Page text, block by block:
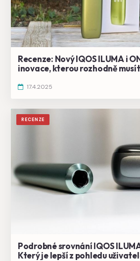
Recenze: Nový IQOS ILUMA i
inovace, kterou rozhodně
17.4.2025
RECENZE
Podrobné srovnání IQOS
Který je lepší z pohledu